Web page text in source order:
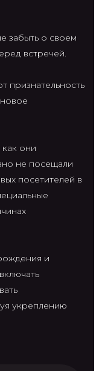
забыть о своем
встречей.
признательность
они
не посещали
посетителей в
и
укреплению